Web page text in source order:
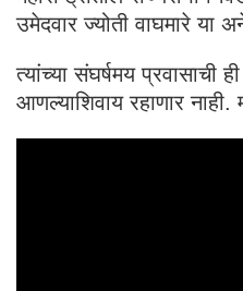
उमेदवार ज्योती वाघमारे
त्यांच्या संघर्षमय प्रवासाची
आणल्याशिवाय रहाणार नाही.